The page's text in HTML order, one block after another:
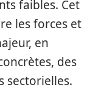
faibles. Cet
les forces et
en
des
sectorielles.